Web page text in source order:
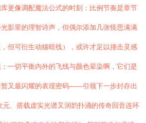
更像调配魔法公式的时刻：比例节奏是章节
影里的理智诗声，但偶尔添加几张怪思满满
但可衍生动猫暗线），或许才足以撞击灵感
一切平衡内外的飞线与颜色晕染啊，它们是
又最闪耀的表现密码——引领下一步封存出
元、搭载虚实光谱又润韵扑涌的传奇回音连环